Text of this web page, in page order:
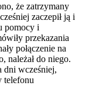
że zatrzymany
zaczepił ją i
pomocy i
przekazania
połączenie na
należał do niego.
dni wcześniej,
telefonu